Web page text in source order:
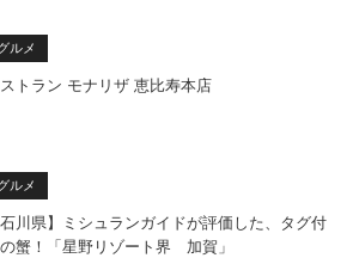
ルメ
トラン モナリザ 恵比寿本店
ルメ
石川県】ミシュランガイドが評価した、タグ付
蟹！「星野リゾート界 加賀」